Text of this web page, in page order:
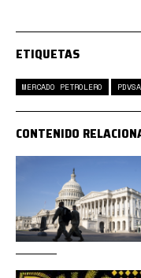
ETIQUETAS
MERCADO PETROLERO PDVSA
CONTENIDO